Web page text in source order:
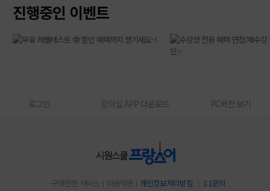
진행중인 이벤트
로그인 강의실 APP 다운로드 PC버전 보기
구매안전 서비스 이용약관 개인정보처리방침 1:1문의